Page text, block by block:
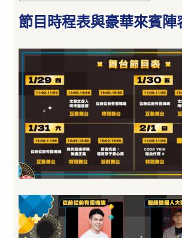
節目時程表與豪華來賓陣